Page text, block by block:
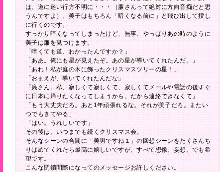
は、道に迷い行方不明に・・・（廉さんって絶対に方向音痴だと思
うんですよ）。美子はもちろん「暗くなる前に」と飛び出して捜し
に行くのです。
すっかり暗くなってしまったけど、無事、やっぱりあの時のように
美子は廉を見つけます。
「暗くても道、わかったんですか？」
「ああ。俺にも星が見えたぞ。あの星が導いてくれたんだ。」
「あれ！私が庭の木に飾ったクリスマスツリーの星！」
「おまえが、導いてくれたんだな」
「廉さん。私、寂しくて寂しくて、寂しくてメールや電話の後すぐ
に日本に帰りたくなってしまうから。だから連絡できなくて」
「もう大丈夫だろ。あと1年頑張れるな。それが美子だろ。またい
つでもきてやる」
「はい。うれしいです」
その後は、いつまでも続くクリスマス会。
そんなシーンの合間に「美男ですね１」の回想シーンをたくさんち
りばめてくれたら最高に嬉しいですが、すべて想像、妄想、でも希
望です。
こんな閉鎖間際になってのメッセージお許しください。